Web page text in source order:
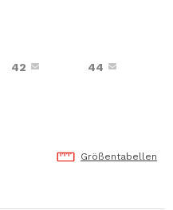
42 44
Größentabellen